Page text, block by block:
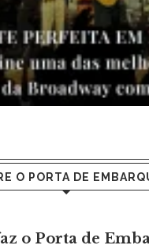
O PORTA DE
o Porta de